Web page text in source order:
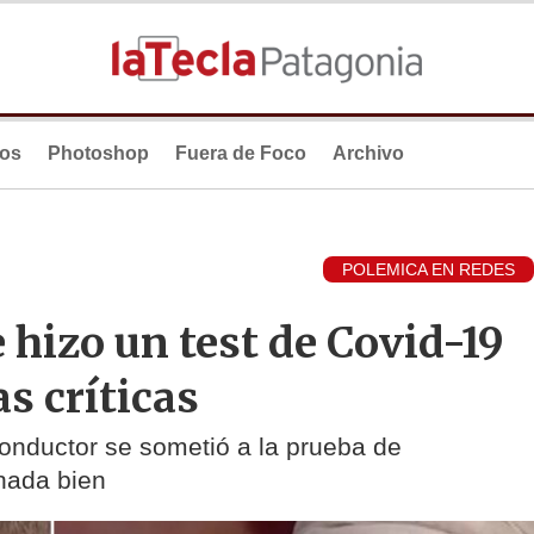
Photoshop Fuera de Foco Archivo
POLEMICA EN REDES
un test de Covid-19
críticas
se sometió a la prueba de
bien